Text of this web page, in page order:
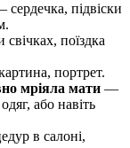
сердечка, підвіски
поїздка
портрет.
мріяла мати —
або навіть
в салоні,